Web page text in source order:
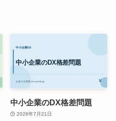
中小企業のDX格差問題
2026年7月21日